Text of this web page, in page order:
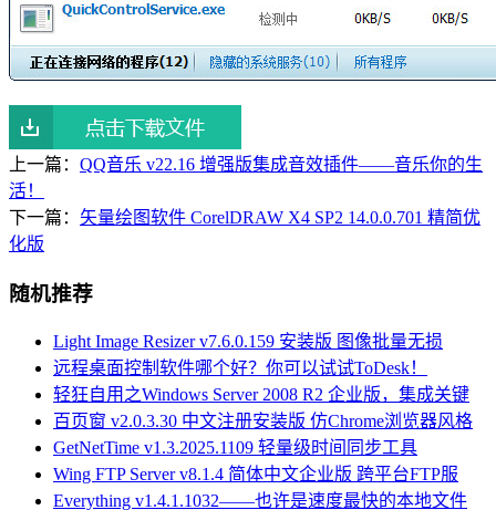
上一篇： QQ音乐 v22.16 增强版集成音效插件——音乐你的生
活！
下一篇： 矢量绘图软件 CorelDRAW X4 SP2 14.0.0.701 精简优
化版
随机推荐
Light Image Resizer v7.6.0.159 安装版 图像批量无损
远程桌面控制软件哪个好？你可以试试ToDesk！
轻狂自用之Windows Server 2008 R2 企业版，集成关键
百页窗 v2.0.3.30 中文注册安装版 仿Chrome浏览器风格
GetNetTime v1.3.2025.1109 轻量级时间同步工具
Wing FTP Server v8.1.4 简体中文企业版 跨平台FTP服
Everything v1.4.1.1032——也许是速度最快的本地文件